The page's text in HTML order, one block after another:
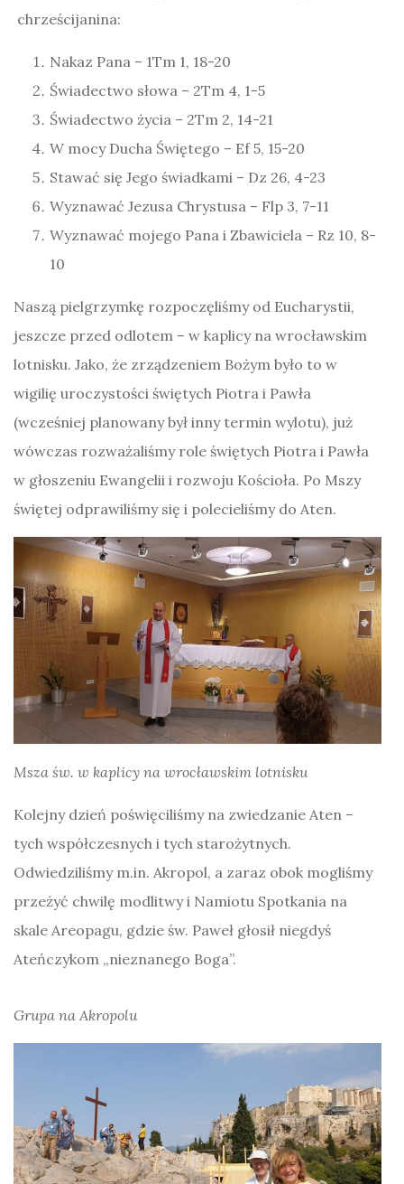
chrześcijanina:
Nakaz Pana – 1Tm 1, 18-20
Świadectwo słowa – 2Tm 4, 1-5
Świadectwo życia – 2Tm 2, 14-21
W mocy Ducha Świętego – Ef 5, 15-20
Stawać się Jego świadkami – Dz 26, 4-23
Wyznawać Jezusa Chrystusa – Flp 3, 7-11
Wyznawać mojego Pana i Zbawiciela – Rz 10, 8-
10
Naszą pielgrzymkę rozpoczęliśmy od Eucharystii,
jeszcze przed odlotem – w kaplicy na wrocławskim
lotnisku. Jako, że zrządzeniem Bożym było to w
wigilię uroczystości świętych Piotra i Pawła
(wcześniej planowany był inny termin wylotu), już
wówczas rozważaliśmy role świętych Piotra i Pawła
w głoszeniu Ewangelii i rozwoju Kościoła. Po Mszy
świętej odprawiliśmy się i polecieliśmy do Aten.
Msza św. w kaplicy na wrocławskim lotnisku
Kolejny dzień poświęciliśmy na zwiedzanie Aten –
tych współczesnych i tych starożytnych.
Odwiedziliśmy m.in. Akropol, a zaraz obok mogliśmy
przeżyć chwilę modlitwy i Namiotu Spotkania na
skale Areopagu, gdzie św. Paweł głosił niegdyś
Ateńczykom „nieznanego Boga”.
Grupa na Akropolu